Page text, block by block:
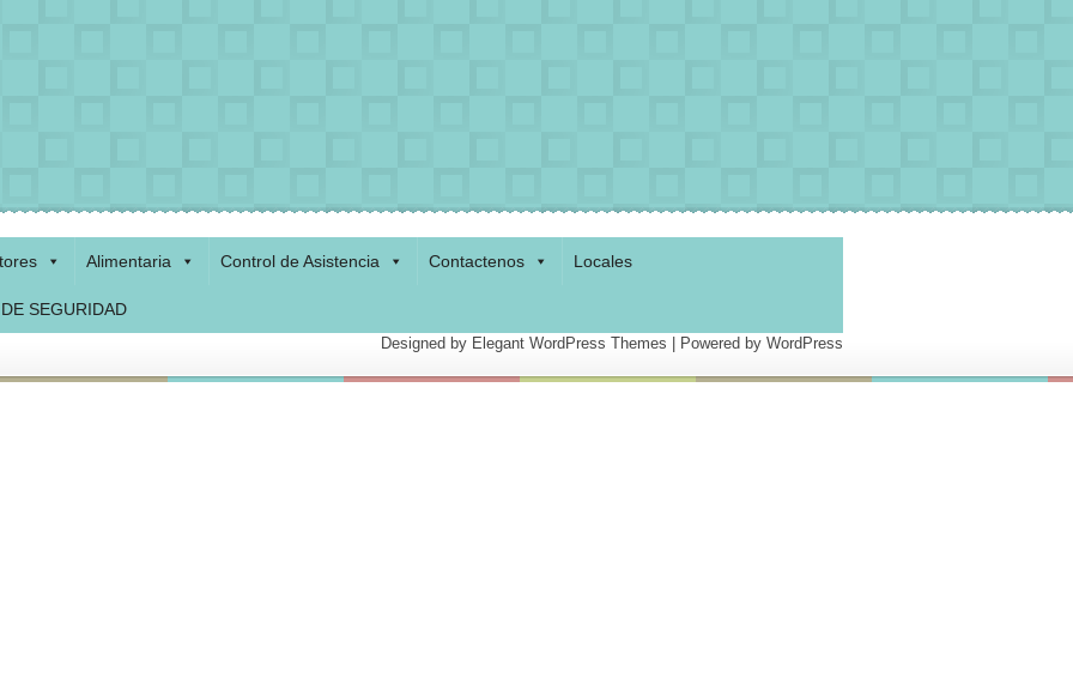
Alimentaria Control de Asistencia Contactenos Locales
SEGURIDAD
Designed by Elegant WordPress Themes | Powered by WordPress